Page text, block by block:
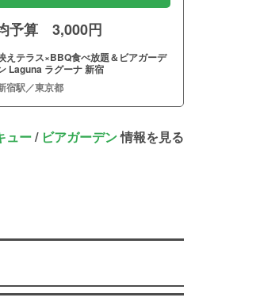
予算 3,000円
えテラス×BBQ食べ放題＆ビアガーデ
Laguna ラグーナ 新宿
宿駅／東京都
ュー/ ビアガーデン情報を見る